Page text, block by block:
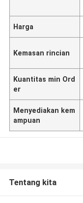
Harga
Kemasan rincian
Kuantitas min Ord
er
Menyediakan kem
ampuan
Tentang kita